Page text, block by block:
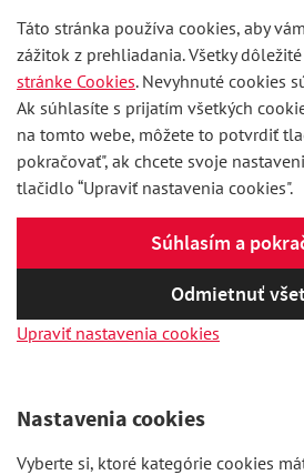
Táto stránka používa cookies, aby
zážitok z prehliadania. Všetky
stránke Cookies. Nevyhnuté cookies
Ak súhlasíte s prijatím všetkých
na tomto webe, môžete to potvrdiť
pokračovať", ak chcete svoje
tlačidlo “Upraviť nastavenia cookies".
Súhlasím a
Odmietnuť
Upraviť nastavenia cookies
Nastavenia cookies
Vyberte si, ktoré kategórie cookies